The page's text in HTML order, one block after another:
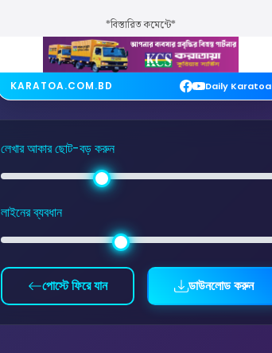
*বিস্তারিত কমেন্টে*
KARATOA.COM.BD Daily Karatoa
লেখার আকার ছোট-বড় করুন
লাইনের ব্যবধান
পোস্টে ফিরে যান ডাউনলোড করুন